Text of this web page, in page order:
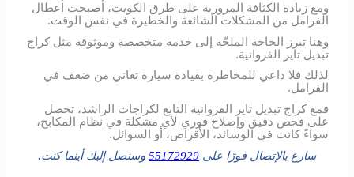
ومع زيادة الكثافة المرورية على طرق الكويت، أصبحت أعطال
الفرامل من المشكلات الشائعة والخطيرة في نفس الوقت.
وهنا تبرز الحاجة الملحّة إلى خدمة متخصصة وموثوقة مثل كراج
تبديل تاير الفروانية.
لذلك فلا داعي للمخاطرة بقيادة سيارة تعاني من ضعف في
الفرامل.
فمع كراج تبديل تاير الفروانية التابع لكراجات الراشد، تحصل
على فحص دقيق وإصلاح فوري لأي مشكلة في نظام المكابح،
سواءً كانت في الوسائد، الأقراص، أو السوائل.
سارع بالإتصال فورًا على 55172929 وسنصل إليك أينما كنت.